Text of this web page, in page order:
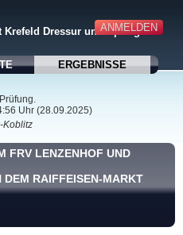
ANMELDEN
Krefeld Dressur und Springen
ERGEBNISSE
Uhr (28.09.2025)
Koblitz
FRV LENZENHOF UND
DEM RAIFFEISEN-MARKT